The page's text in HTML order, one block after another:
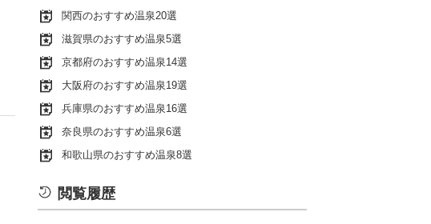
関西のおすすめ温泉20選
滋賀県のおすすめ温泉5選
京都府のおすすめ温泉14選
大阪府のおすすめ温泉19選
兵庫県のおすすめ温泉16選
奈良県のおすすめ温泉6選
和歌山県のおすすめ温泉8選
閲覧履歴